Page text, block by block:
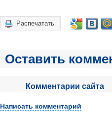
Распечатать
Оставить
Комментарии сайта
Написать комментарий